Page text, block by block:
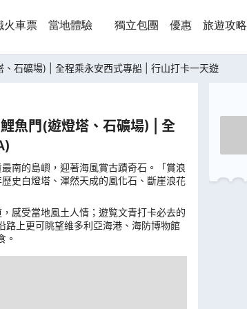
火車票 當地體驗 獨立包團 優惠 旅遊攻略
石礦場) | 全程乘永安西式專船 | 行山打卡一天遊
魚門(遊燈塔、石礦場) | 全
)
南的島嶼，迎著海風賞古蹟奇石。「賞浪
史白燈塔、渾然天成的風化石、斷崖浪花
感受當地風土人情；遊覧文青打卡必去的
路上更可眺望維多利亞海港、海防博物館
。